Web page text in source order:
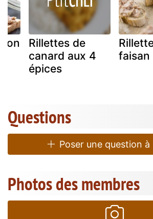
Rillettes de
canard aux 4
épices
faisan
Questions
Poser une question à
Photos des membres